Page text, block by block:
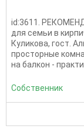
id:3611.
для семьи в
Куликова, гост.
просторные
на балкон -
Собственник